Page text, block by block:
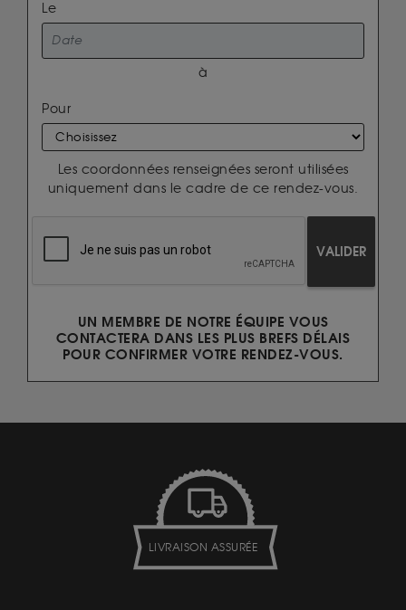
Le
à
Pour
Les coordonnées renseignées seront utilisées
uniquement dans le cadre de ce rendez-vous.
VALIDER
UN MEMBRE DE NOTRE ÉQUIPE VOUS
CONTACTERA DANS LES PLUS BREFS DÉLAIS
POUR CONFIRMER VOTRE RENDEZ-VOUS.
LIVRAISON ASSURÉE